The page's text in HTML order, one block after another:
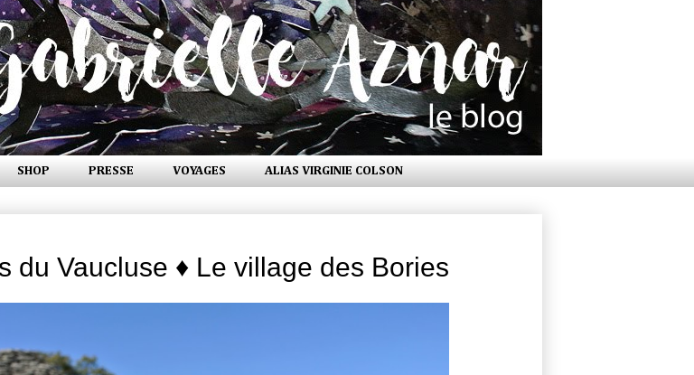
SHOP PRESSE VOYAGES ALIAS VIRGINIE COLSON
du Vaucluse ♦ Le village des Bories